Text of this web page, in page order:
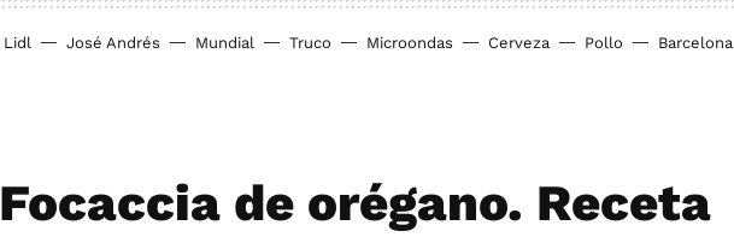
Lidl José Andrés Mundial Truco Microondas Cerveza Pollo Barcelona
Focaccia de orégano. Receta